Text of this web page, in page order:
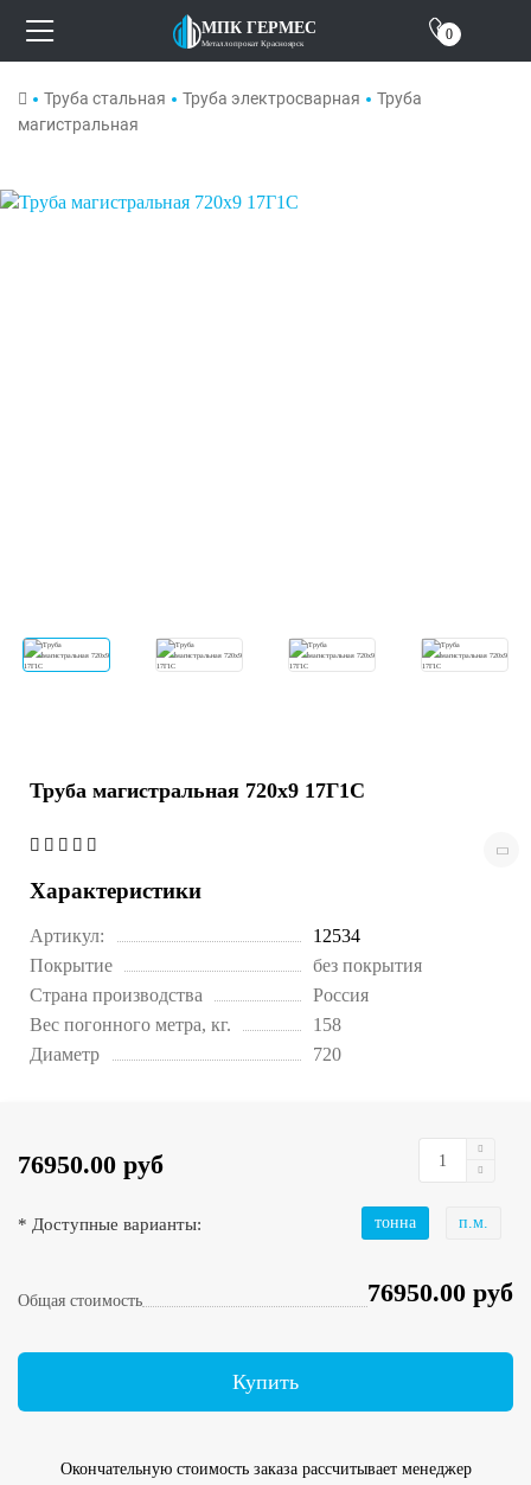
Отзывы
МПК ГЕРМЕС
Металлопрокат Красноярск
0
Труба стальная Труба электросварная
Труба
магистральная
Труба магистральная 720х9 17Г1С
Характеристики
Артикул:
12534
Покрытие
без покрытия
Страна производства
Россия
Вес погонного метра, кг.
158
Диаметр
720
76950.00 руб
* Доступные варианты: тонна п.м.
Общая стоимость 76950.00 руб
Купить
Окончательную стоимость заказа рассчитывает менеджер